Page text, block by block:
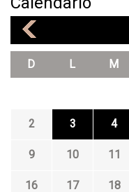
D L M
2 3 4
9 10 11
16 17 18